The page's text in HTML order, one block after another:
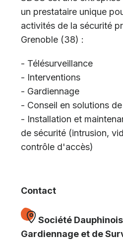
un prestataire unique
activités de la sécurité
Grenoble (38) :
- Télésurveillance
- Interventions
- Gardiennage
- Conseil en solutions
- Installation et
de sécurité (intrusion,
contrôle d'accès)
Contact
Société
Gardiennage et de